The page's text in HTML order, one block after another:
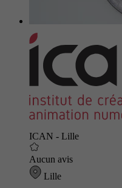
ICAN - Lille
Aucun avis
Lille